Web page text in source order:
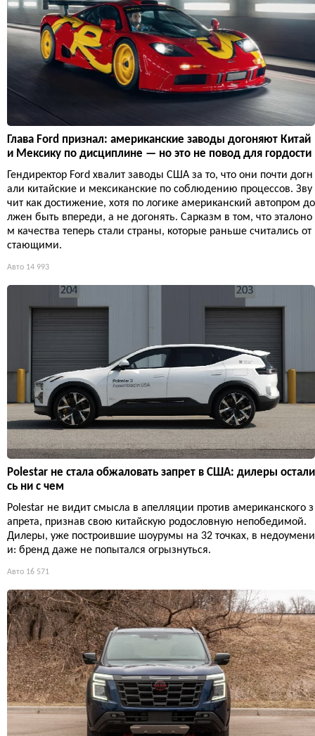
Глава Ford признал: американские заводы догоняют Китай
и Мексику по дисциплине — но это не повод для гордости
Гендиректор Ford хвалит заводы США за то, что они почти догн
али китайские и мексиканские по соблюдению процессов. Зву
чит как достижение, хотя по логике американский автопром до
лжен быть впереди, а не догонять. Сарказм в том, что эталоно
м качества теперь стали страны, которые раньше считались от
стающими.
Авто 14 993
Polestar не стала обжаловать запрет в США: дилеры остали
сь ни с чем
Polestar не видит смысла в апелляции против американского з
апрета, признав свою китайскую родословную непобедимой.
Дилеры, уже построившие шоурумы на 32 точках, в недоумени
и: бренд даже не попытался огрызнуться.
Авто 16 571